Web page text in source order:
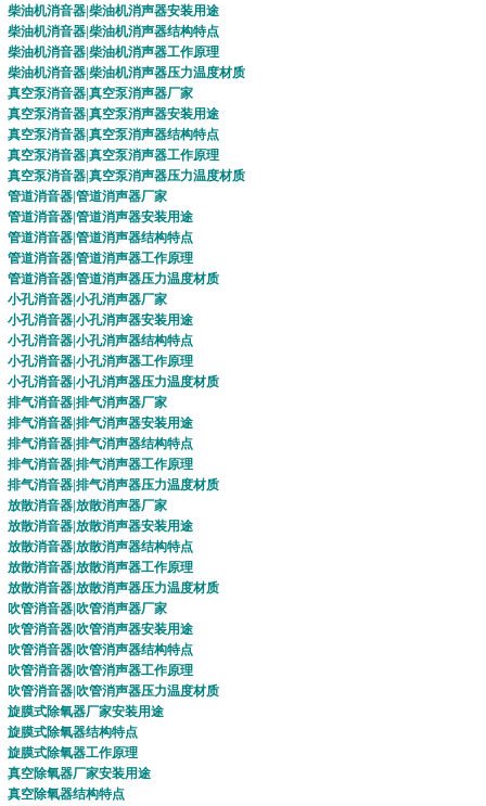
柴油机消音器 柴油机消声器安装用途
柴油机消音器 柴油机消声器结构特点
柴油机消音器 柴油机消声器工作原理
柴油机消音器 柴油机消声器压力温度材质
真空泵消音器 真空泵消声器厂家
真空泵消音器 真空泵消声器安装用途
真空泵消音器 真空泵消声器结构特点
真空泵消音器 真空泵消声器工作原理
真空泵消音器 真空泵消声器压力温度材质
管道消音器 管道消声器厂家
管道消音器 管道消声器安装用途
管道消音器 管道消声器结构特点
管道消音器 管道消声器工作原理
管道消音器 管道消声器压力温度材质
小孔消音器 小孔消声器厂家
小孔消音器 小孔消声器安装用途
小孔消音器 小孔消声器结构特点
小孔消音器 小孔消声器工作原理
小孔消音器 小孔消声器压力温度材质
排气消音器 排气消声器厂家
排气消音器 排气消声器安装用途
排气消音器 排气消声器结构特点
排气消音器 排气消声器工作原理
排气消音器 排气消声器压力温度材质
放散消音器 放散消声器厂家
放散消音器 放散消声器安装用途
放散消音器 放散消声器结构特点
放散消音器 放散消声器工作原理
放散消音器 放散消声器压力温度材质
吹管消音器 吹管消声器厂家
吹管消音器 吹管消声器安装用途
吹管消音器 吹管消声器结构特点
吹管消音器 吹管消声器工作原理
吹管消音器 吹管消声器压力温度材质
旋膜式除氧器厂家安装用途
旋膜式除氧器结构特点
旋膜式除氧器工作原理
真空除氧器厂家安装用途
真空除氧器结构特点